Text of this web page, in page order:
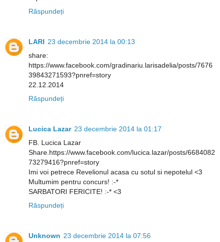
Răspundeți
LARI 23 decembrie 2014 la 00:13
share:
https://www.facebook.com/gradinariu.larisadelia/posts/7676
39843271593?pnref=story
22.12.2014
Răspundeți
Lucica Lazar 23 decembrie 2014 la 01:17
FB. Lucica Lazar
Share.https://www.facebook.com/lucica.lazar/posts/6684082
73279416?pnref=story
Imi voi petrece Revelionul acasa cu sotul si nepotelul <3
Multumim pentru concurs! :-*
SARBATORI FERICITE! :-* <3
Răspundeți
Unknown 23 decembrie 2014 la 07:56